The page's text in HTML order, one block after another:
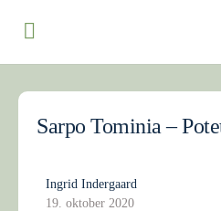
Sarpo Tominia –
Ingrid Indergaard
19. oktober 2020